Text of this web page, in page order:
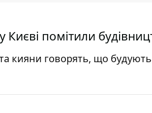
Києві помітили
кияни говорять, що